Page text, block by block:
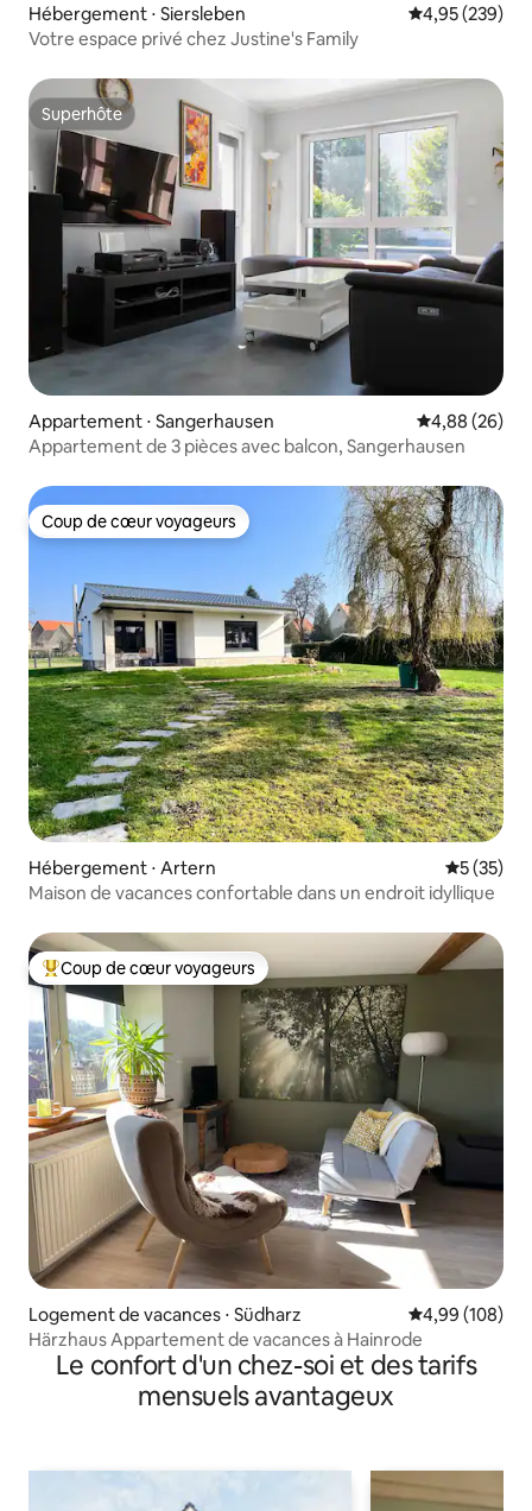
Hébergement ⋅ Siersleben Évaluation
4,95 (239)
Votre espace privé chez Justine's Family
Superhôte
Superhôte
Appartement ⋅ Sangerhausen Évaluation
4,88 (26)
Appartement de 3 pièces avec balcon, Sangerhausen
Coup de cœur voyageurs
Coup de cœur voyageurs
Hébergement ⋅ Artern
5 (35)
Maison de vacances confortable dans un endroit idyllique
Coups de cœur voyageurs les plus appréciés
Coup de cœur voyageurs
Logement de vacances ⋅ Südharz Évaluation
4,99 (108)
Härzhaus Appartement de vacances à Hainrode
Le confort d'un chez-soi et des tarifs
mensuels avantageux